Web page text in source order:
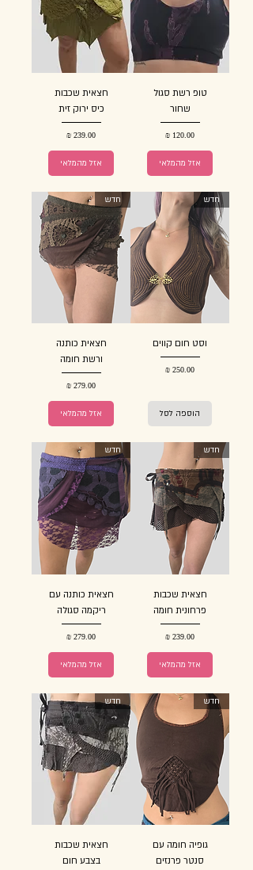
טופ רשת סגול
שחור
מחיר
אזל מהמלאי
חצאית שכבות
כיס ירוק זית
מחיר
אזל מהמלאי
חדש
וסט חום קווים
מחיר
הוספה לסל
חדש
חצאית כותנה
ורשת חומה
מחיר
אזל מהמלאי
חדש
חצאית שכבות
פרחונית חומה
מחיר
אזל מהמלאי
חדש
חצאית כותנה עם
ריקמה סגולה
מחיר
אזל מהמלאי
חדש
גופיה חומה עם
סנטר פרנזים
חדש
חצאית שכבות
בצבע חום